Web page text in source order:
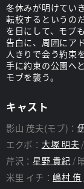
冬休みが明けてい
転校するというの
を目にして、モブ
告白に、周囲にア
人きりで会う約束
手に約束の公園へ
モブを襲う。
キャスト
影山 茂夫(モブ)：
エクボ： 大塚 明夫
芹沢： 星野 貴紀
米里 イチ： 嶋村 侑